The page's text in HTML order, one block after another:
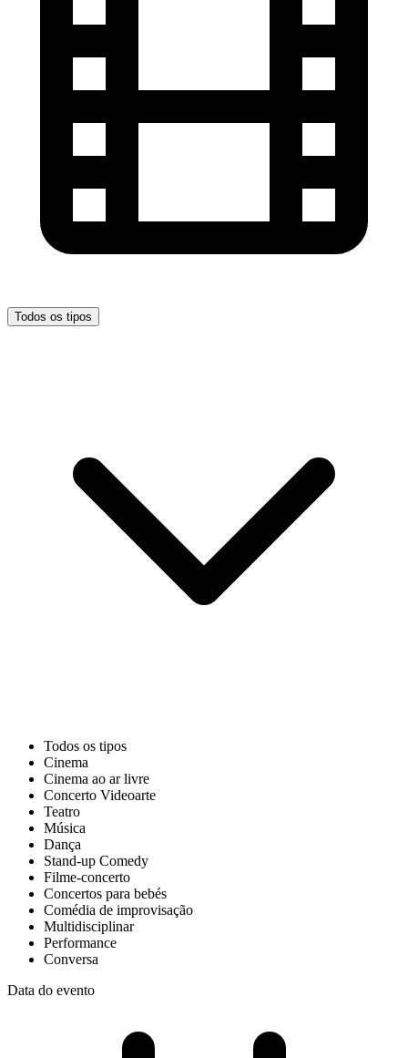
Todos os tipos
Todos os tipos
Cinema
Cinema ao ar livre
Concerto Videoarte
Teatro
Música
Dança
Stand-up Comedy
Filme-concerto
Concertos para bebés
Comédia de improvisação
Multidisciplinar
Performance
Conversa
Data do evento